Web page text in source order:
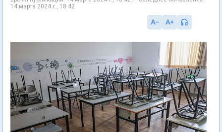
14 марта 2024 г., 18:42